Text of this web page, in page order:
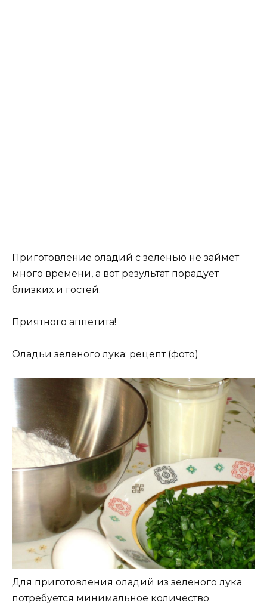
Приготовление оладий с зеленью не займет
много времени, а вот результат порадует
близких и гостей.
Приятного аппетита!
Оладьи зеленого лука: рецепт (фото)
Для приготовления оладий из зеленого лука
потребуется минимальное количество